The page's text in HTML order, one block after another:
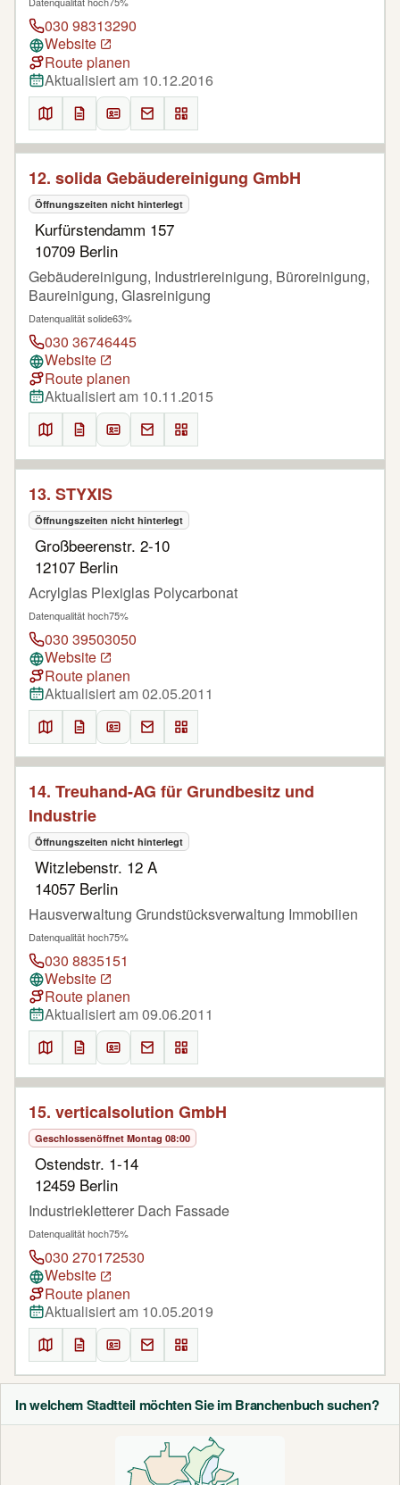
In welchem Stadtteil möchten Sie im Branchenbuch suchen?
030 98313290
Website
Route planen
Aktualisiert am 10.12.2016
12. solida Gebäudereinigung GmbH
Öffnungszeiten nicht hinterlegt
Kurfürstendamm 157
10709 Berlin
Gebäudereinigung, Industriereinigung, Büroreinigung,
Baureinigung, Glasreinigung
Datenqualität solide63%
030 36746445
Website
Route planen
Aktualisiert am 10.11.2015
13. STYXIS
Öffnungszeiten nicht hinterlegt
Großbeerenstr. 2-10
12107 Berlin
Acrylglas Plexiglas Polycarbonat
Datenqualität hoch75%
030 39503050
Website
Route planen
Aktualisiert am 02.05.2011
14. Treuhand-AG für Grundbesitz und
Industrie
Öffnungszeiten nicht hinterlegt
Witzlebenstr. 12 A
14057 Berlin
Hausverwaltung Grundstücksverwaltung Immobilien
Datenqualität hoch75%
030 8835151
Website
Route planen
Aktualisiert am 09.06.2011
15. verticalsolution GmbH
Geschlossenöffnet Montag 08:00
Ostendstr. 1-14
12459 Berlin
Industriekletterer Dach Fassade
Datenqualität hoch75%
030 270172530
Website
Route planen
Aktualisiert am 10.05.2019